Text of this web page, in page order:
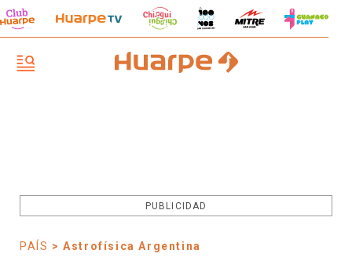
PUBLICIDAD
PAÍS > Astrofísica Argentina